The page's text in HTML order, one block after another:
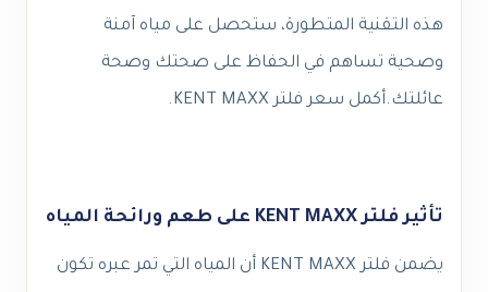
هذه التقنية المتطورة، ستحصل على مياه آمنة
وصحية تساهم في الحفاظ على صحتك وصحة
عائلتك.أكمل سعر فلتر KENT MAXX .
تأثير فلتر KENT MAXX على طعم ورائحة المياه
يضمن فلتر KENT MAXX أن المياه التي تمر عبره تكون